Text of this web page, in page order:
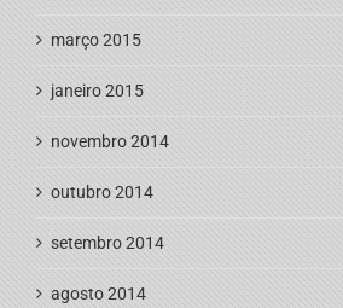
março 2015
janeiro 2015
novembro 2014
outubro 2014
setembro 2014
agosto 2014